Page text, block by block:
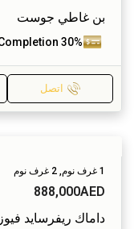
بن غاطي جوست
30% On Completion
اتصل
1 غرف نوم, 2 غرف نوم
888,000AED
داماك ريفرسايد فيوز